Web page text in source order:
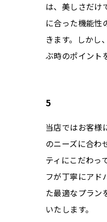
は、美しさだけ
に合った機能性
きます。しかし
ぶ時のポイント
5
当店ではお客様
のニーズに合わ
ティにこだわっ
フが丁寧にアド
た最適なプラン
いたします。